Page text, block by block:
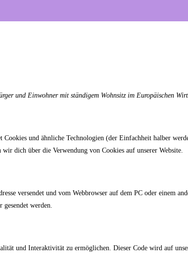
und Einwohner mit ständigem Wohnsitz im Europäischen
und ähnliche Technologien (der Einfachheit halber
dich über die Verwendung von Cookies auf unserer Website.
versendet und vom Webbrowser auf dem PC oder einem
gesendet werden.
und Interaktivität zu ermöglichen. Dieser Code wird auf